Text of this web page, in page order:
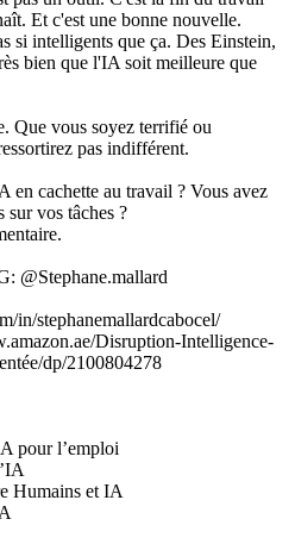
Et c'est une bonne nouvelle.
si intelligents que ça. Des Einstein,
bien que l'IA soit meilleure que
Que vous soyez terrifié ou
pas indifférent.
en cachette au travail ? Vous avez
sur vos tâches ?
@Stephane.mallard
in/stephanemallardcabocel/
Disruption-Intelligence-
dp/2100804278
pour l’emploi
Humains et IA